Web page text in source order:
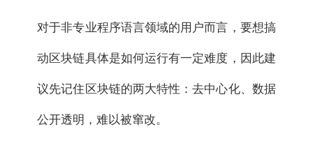
对于非专业程序语言领域的用户而言，要想搞
动区块链具体是如何运行有一定难度，因此建
议先记住区块链的两大特性：去中心化、数据
公开透明，难以被窜改。